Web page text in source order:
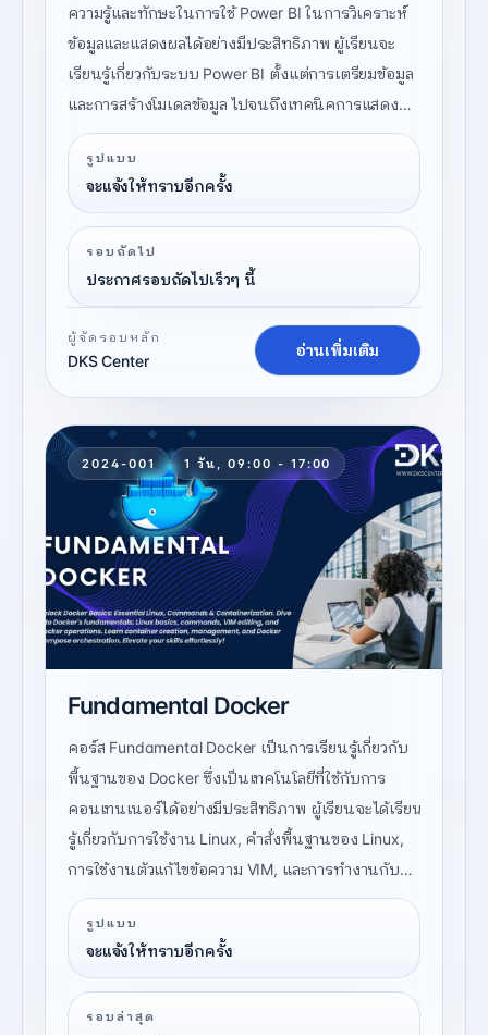
ความรู้และทักษะในการใช้ Power BI ในการวิเคราะห์
ข้อมูลและแสดงผลได้อย่างมีประสิทธิภาพ ผู้เรียนจะ
เรียนรู้เกี่ยวกับระบบ Power BI ตั้งแต่การเตรียมข้อมูล
และการสร้างโมเดลข้อมูล ไปจนถึงเทคนิคการแสดงผล
ขั้นสูงและกลยุทธ์ในการใช้งาน ณ สิ้นสุดหลักสูตร ผู้
เรียนจะสามารถสร้างรายงานและแดชบอร์ดแบบแอ็ก
ทีฟได้อย่างมีประสิทธิภาพ ปรับปรุงโมเดลข้อมูลด้วย
DAX และใช้ Power BI Service และ Mobile เพื่อการ
ทำงานร่วมกันและแชร์ข้อมูลอย่างราบรื่นได้
รูปแบบ
จะแจ้งให้ทราบอีกครั้ง
รอบถัดไป
ประกาศรอบถัดไปเร็วๆ นี้
ผู้จัดรอบหลัก
DKS Center
อ่านเพิ่มเติม
2024-001 1 วัน, 09:00 - 17:00
Fundamental Docker
คอร์ส Fundamental Docker เป็นการเรียนรู้เกี่ยวกับ
พื้นฐานของ Docker ซึ่งเป็นเทคโนโลยีที่ใช้กับการ
คอนเทนเนอร์ได้อย่างมีประสิทธิภาพ ผู้เรียนจะได้เรียน
รู้เกี่ยวกับการใช้งาน Linux, คำสั่งพื้นฐานของ Linux,
การใช้งานตัวแก้ไขข้อความ VIM, และการทำงานกับ
Docker ในระดับพื้นฐานและขั้นตอนการสร้างและ
จัดการคอนเทนเนอร์ และการใช้งาน Docker
Compose เพื่อจัดการกับหลายบริการพร้อมกัน
รูปแบบ
จะแจ้งให้ทราบอีกครั้ง
รอบล่าสุด